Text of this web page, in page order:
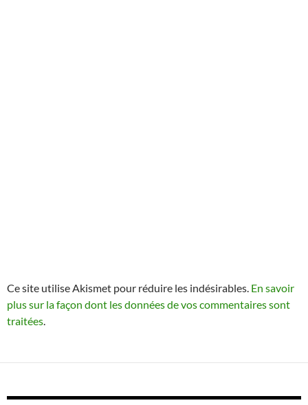
Ce site utilise Akismet pour réduire les indésirables. En savoir
plus sur la façon dont les données de vos commentaires sont
traitées.